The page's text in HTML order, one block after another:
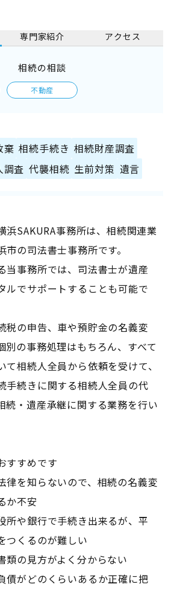
専門家紹介 アクセス
相続の相談
不動産
棄 相続手続き 相続財産調査
調査 代襲相続 生前対策 遺言
SAKURA事務所は、相続関連業
の司法書士事務所です。
当事務所では、司法書士が遺産
ルでサポートすることも可能で
税の申告、車や預貯金の名義変
別の事務処理はもちろん、すべて
て相続人全員から依頼を受けて、
手続きに関する相続人全員の代
続・遺産承継に関する業務を行い
すすめです
律を知らないので、相続の名義変
か不安
所や銀行で手続き出来るが、平
つくるのが難しい
類の見方がよく分からない
債がどのくらいあるか正確に把